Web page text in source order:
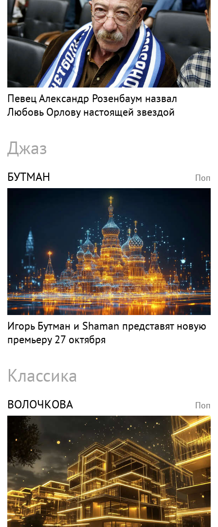
Певец Александр Розенбаум назвал
Любовь Орлову настоящей звездой
Джаз
БУТМАН Поп
Игорь Бутман и Shaman представят новую
премьеру 27 октября
Классика
ВОЛОЧКОВА Поп